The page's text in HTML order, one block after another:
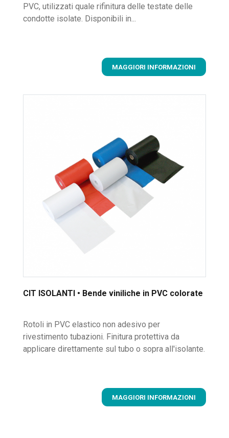
PVC, utilizzati quale rifinitura delle testate delle
condotte isolate. Disponibili in...
MAGGIORI INFORMAZIONI
CIT ISOLANTI • Bende viniliche in PVC colorate
Rotoli in PVC elastico non adesivo per
rivestimento tubazioni. Finitura protettiva da
applicare direttamente sul tubo o sopra all'isolante.
MAGGIORI INFORMAZIONI